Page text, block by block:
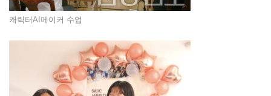
캐릭터AI메이커 수업